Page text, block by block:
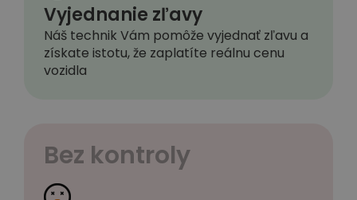
Vyjednanie zľavy
Náš technik Vám pomôže vyjednať zľavu a
získate istotu, že zaplatíte reálnu cenu
vozidla
Bez kontroly